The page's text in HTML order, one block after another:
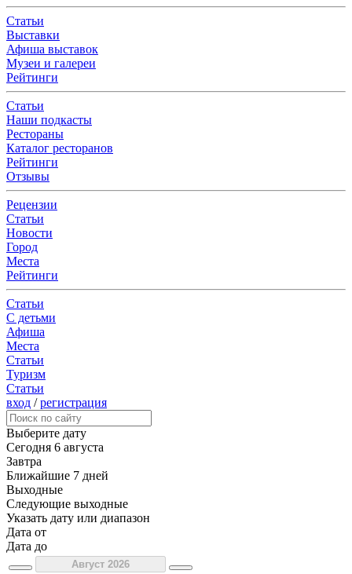
Статьи
Выставки
Афиша выставок
Музеи и галереи
Рейтинги
Статьи
Наши подкасты
Рестораны
Каталог ресторанов
Рейтинги
Отзывы
Рецензии
Статьи
Новости
Город
Места
Рейтинги
Статьи
С детьми
Афиша
Места
Статьи
Туризм
Статьи
вход /регистрация
Выберите дату
Сегодня 6 августа
Завтра
Ближайшие 7 дней
Выходные
Следующие выходные
Указать дату или диапазон
Дата от
Дата до
Август 2026